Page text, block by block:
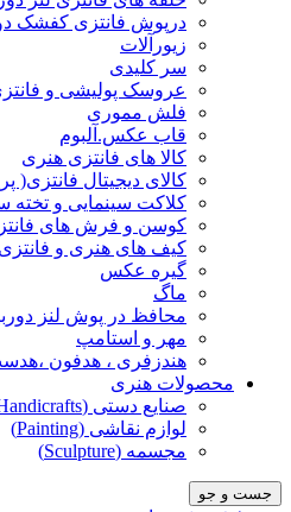
درپوش فانتزی کفشک
زیورآلات
سر کلیدی
عروسک پولیشی و
فلش مموری
قاب عکس.آلبوم
کالا های فانتزی هنری
کالای دیجیتال فانتزی(
کلاکت سینمایی و تخته
کوسن و فرش های
کیف های هنری و فانتزی
گیره عکس
ماگ
محافظ در پوش لنز
مهر و استامپ
هندزفری ، هدفون
محصولات هنری
صنایع دستی (Handicrafts)
لوازم نقاشی (Painting)
مجسمه (Sculpture)
جست و جو